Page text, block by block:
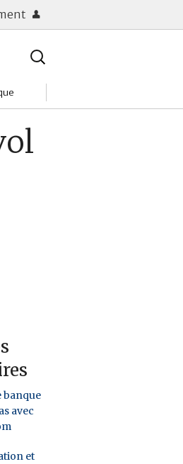
Rechercher
banque
Livrets
banque
avec
et